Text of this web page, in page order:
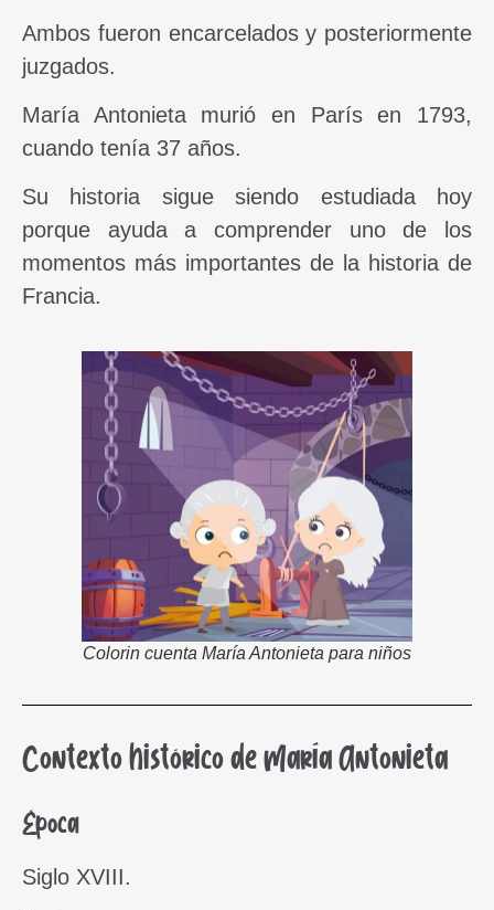
Ambos fueron encarcelados y posteriormente
juzgados.
María Antonieta murió en París en 1793,
cuando tenía 37 años.
Su historia sigue siendo estudiada hoy
porque ayuda a comprender uno de los
momentos más importantes de la historia de
Francia.
Colorin cuenta María Antonieta para niños
Contexto histórico de María Antonieta
Época
Siglo XVIII.